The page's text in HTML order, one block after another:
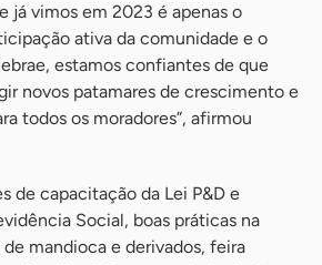
já vimos em 2023 é apenas o
ativa da comunidade e o
estamos confiantes de que
novos patamares de crescimento e
todos os moradores”, afirmou
de capacitação da Lei P&D e
Social, boas práticas na
mandioca e derivados, feira